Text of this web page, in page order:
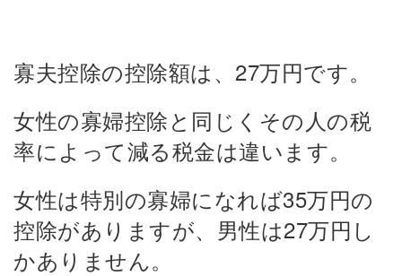
寡夫控除の控除額は、27万円です。
女性の寡婦控除と同じくその人の税
率によって減る税金は違います。
女性は特別の寡婦になれば35万円の
控除がありますが、男性は27万円し
かありません。